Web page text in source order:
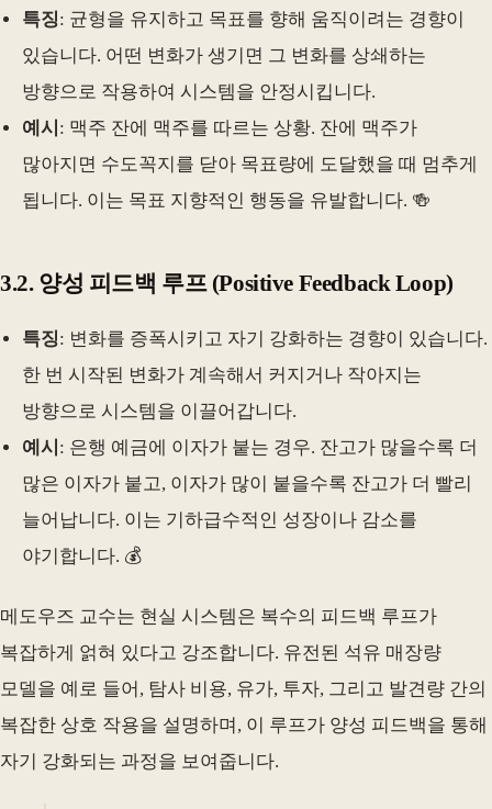
특징: 균형을 유지하고 목표를 향해 움직이려는 경향이
있습니다. 어떤 변화가 생기면 그 변화를 상쇄하는
방향으로 작용하여 시스템을 안정시킵니다.
예시 : 맥주 잔에 맥주를 따르는 상황. 잔에 맥주가
많아지면 수도꼭지를 닫아 목표량에 도달했을 때 멈추게
됩니다. 이는 목표 지향적인 행동을 유발합니다. 🍻
3.2. 양성 피드백 루프 (Positive Feedback Loop)
특징: 변화를 증폭시키고 자기 강화하는 경향이 있습니다.
한 번 시작된 변화가 계속해서 커지거나 작아지는
방향으로 시스템을 이끌어갑니다.
예시 : 은행 예금에 이자가 붙는 경우. 잔고가 많을수록 더
많은 이자가 붙고, 이자가 많이 붙을수록 잔고가 더 빨리
늘어납니다. 이는 기하급수적인 성장이나 감소를
야기합니다. 💰
메도우즈 교수는 현실 시스템은 복수의 피드백 루프가
복잡하게 얽혀 있다고 강조합니다. 유전된 석유 매장량
모델을 예로 들어, 탐사 비용, 유가, 투자, 그리고 발견량 간의
복잡한 상호 작용을 설명하며, 이 루프가 양성 피드백을 통해
자기 강화되는 과정을 보여줍니다.